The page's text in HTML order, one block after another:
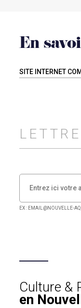
En
SITE INTERNET
EX : EMAIL@NOUVELLE-
Culture &
en